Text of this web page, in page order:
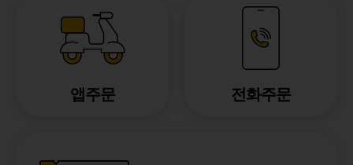
앱주문 전화주문